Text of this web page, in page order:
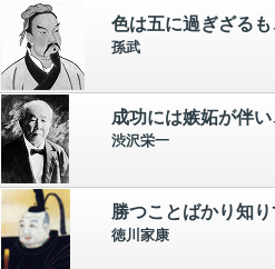
孫武
渋沢栄一
徳川家康